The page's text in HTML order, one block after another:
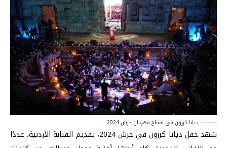
ديانا كرزون في افتتاح مهرجان جرش 2024
شهد حفل ديانا كرزون في جرش 2024، تقديم الفنانة الأردنية، عددًا